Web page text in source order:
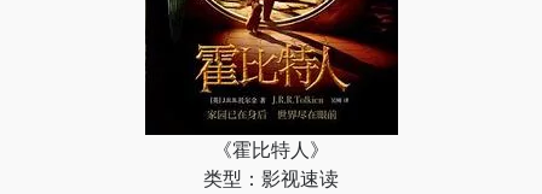
《霍比特人》
类型：影视速读